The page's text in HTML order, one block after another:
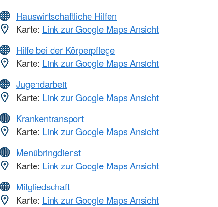
Hauswirtschaftliche Hilfen
Karte: Link zur Google Maps Ansicht
Hilfe bei der Körperpflege
Karte: Link zur Google Maps Ansicht
Jugendarbeit
Karte: Link zur Google Maps Ansicht
Krankentransport
Karte: Link zur Google Maps Ansicht
Menübringdienst
Karte: Link zur Google Maps Ansicht
Mitgliedschaft
Karte: Link zur Google Maps Ansicht